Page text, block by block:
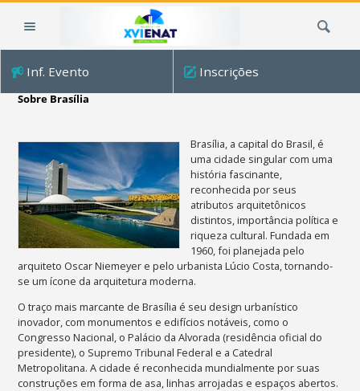
Inf. Evento Inscrições
Sobre Brasília
Brasília, a capital do Brasil, é
uma cidade singular com uma
história fascinante,
reconhecida por seus
atributos arquitetônicos
distintos, importância política e
riqueza cultural. Fundada em
1960, foi planejada pelo
arquiteto Oscar Niemeyer e pelo urbanista Lúcio Costa, tornando-
se um ícone da arquitetura moderna.
O traço mais marcante de Brasília é seu design urbanístico
inovador, com monumentos e edifícios notáveis, como o
Congresso Nacional, o Palácio da Alvorada (residência oficial do
presidente), o Supremo Tribunal Federal e a Catedral
Metropolitana. A cidade é reconhecida mundialmente por suas
construções em forma de asa, linhas arrojadas e espaços abertos.